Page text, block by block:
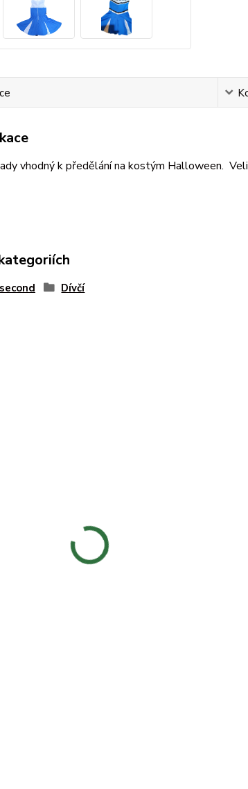
vhodný k předělání na kostým Halloween.
Dívčí